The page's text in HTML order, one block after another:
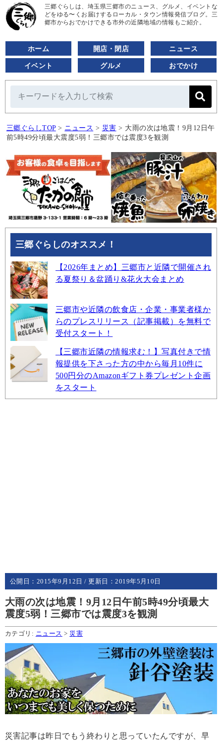
三郷ぐらしは、埼玉県三郷市のニュース、グルメ、イベントな
どをゆる〜くお届けするローカル・タウン情報発信ブログ。三
郷市からおでかけできる市外の近隣地域の情報もご紹介。
ホーム 開店・閉店 ニュース
イベント グルメ おでかけ
三郷ぐらしTOP > ニュース > 災害 > 大雨の次は地震！9月12日午
前5時49分頃最大震度5弱！三郷市では震度3を観測
三郷ぐらしのオススメ！
【2026年まとめ】三郷市と近隣で開催され
る夏祭り＆盆踊り&花火大会まとめ
三郷市や近隣の飲食店・企業・事業者様か
らのプレスリリース（記事掲載）を無料で
受付スタート！
【三郷市近隣の情報求む！】写真付きで情
報提供を下さった方の中から毎月10件に
500円分のAmazonギフト券プレゼント企画
をスタート
公開日： 2015年9月12日 / 更新日：2019年5月10日
大雨の次は地震！9月12日午前5時49分頃最大
震度5弱！三郷市では震度3を観測
カテゴリ: ニュース > 災害
災害記事は昨日でもう終わりと思っていたんですが、早